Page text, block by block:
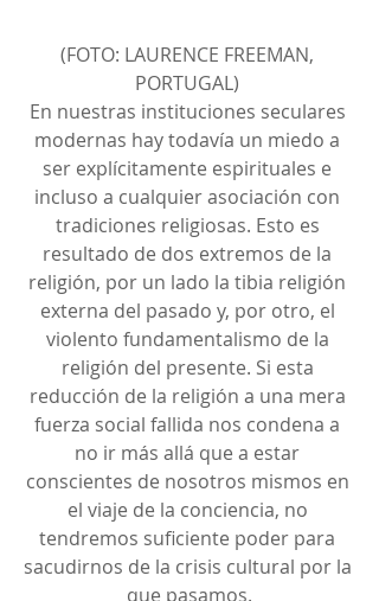
(FOTO: LAURENCE FREEMAN,
PORTUGAL)
En nuestras instituciones seculares
modernas hay todavía un miedo a
ser explícitamente espirituales e
incluso a cualquier asociación con
tradiciones religiosas. Esto es
resultado de dos extremos de la
religión, por un lado la tibia religión
externa del pasado y, por otro, el
violento fundamentalismo de la
religión del presente. Si esta
reducción de la religión a una mera
fuerza social fallida nos condena a
no ir más allá que a estar
conscientes de nosotros mismos en
el viaje de la conciencia, no
tendremos suficiente poder para
sacudirnos de la crisis cultural por la
que pasamos.